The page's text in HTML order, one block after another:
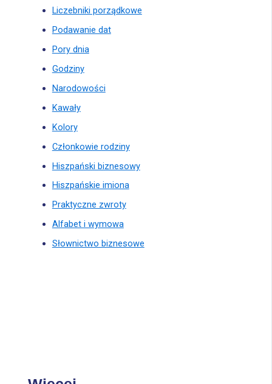
Liczebniki porządkowe
Podawanie dat
Pory dnia
Godziny
Narodowości
Kawały
Kolory
Członkowie rodziny
Hiszpański biznesowy
Hiszpańskie imiona
Praktyczne zwroty
Alfabet i wymowa
Słownictwo biznesowe